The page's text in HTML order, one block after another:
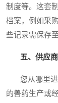
制度等。这套
档案，例如采
些记录需保存
五、供应
您从哪里进
的兽药生产或